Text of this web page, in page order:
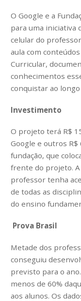
O Google e a
para uma
celular do
aula com
Curricular,
conhecimentos
conquistar ao
Investimento
O projeto terá R$
Google e outros
fundação, que
frente do projeto.
professor tenha
de todas as
do ensino
Prova Brasil
Metade dos
conseguiu
previsto para o
menos de 60%
aos alunos. Os